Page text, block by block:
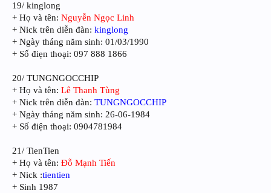
19/ kinglong
+ Họ và tên: Nguyễn Ngọc Linh
+ Nick trên diễn đàn: kinglong
+ Ngày tháng năm sinh: 01/03/1990
+ Số điẹn thoại: 097 888 1866
20/ TUNGNGOCCHIP
+ Họ và tên: Lê Thanh Tùng
+ Nick trên diễn đàn: TUNGNGOCCHIP
+ Ngày tháng năm sinh: 26-06-1984
+ Số điện thoại: 0904781984
21/ TienTien
+ Họ và tên: Đỗ Mạnh Tiến
+ Nick :tientien
+ Sinh 1987